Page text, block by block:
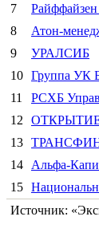
7
8
Атон-
9
УРАЛСИБ
10 Группа УК
11
РСХБ
12
13
14
Альфа-
15
Источник: